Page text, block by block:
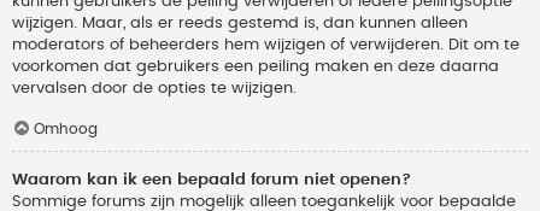
wijzigen. Maar, als er reeds gestemd is, dan kunnen alleen
moderators of beheerders hem wijzigen of verwijderen. Dit om te
voorkomen dat gebruikers een peiling maken en deze daarna
vervalsen door de opties te wijzigen.
Omhoog
Waarom kan ik een bepaald forum niet openen?
Sommige forums zijn mogelijk alleen toegankelijk voor bepaalde